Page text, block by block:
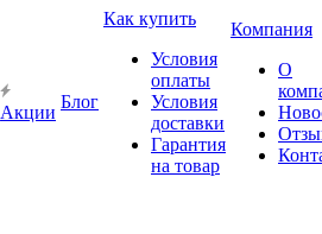
Акции
Блог
Как купить
Условия
оплаты
Условия
доставки
Гарантия
на товар
Компания
О